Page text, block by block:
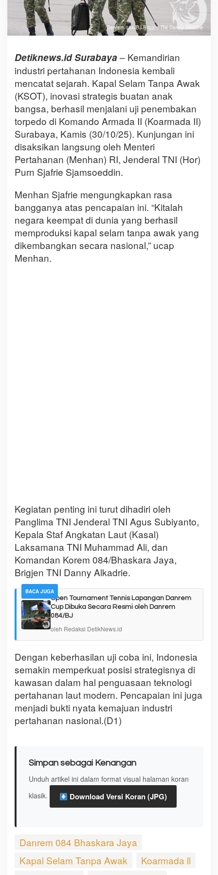
Danrem 084/BJ Brigjen TNI Danny Alkadrie
Detiknews.idSurabaya– Kemandirian
industri pertahanan Indonesia kembali
mencatat sejarah. Kapal Selam Tanpa Awak
(KSOT), inovasi strategis buatan anak
bangsa, berhasil menjalani uji penembakan
torpedo di Komando Armada II (Koarmada II)
Surabaya, Kamis (30/10/25). Kunjungan ini
disaksikan langsung oleh Menteri
Pertahanan (Menhan) RI, Jenderal TNI (Hor)
Purn Sjafrie Sjamsoeddin.
Menhan Sjafrie mengungkapkan rasa
bangganya atas pencapaian ini. “Kitalah
negara keempat di dunia yang berhasil
memproduksi kapal selam tanpa awak yang
dikembangkan secara nasional,” ucap
Menhan.
Kegiatan penting ini turut dihadiri oleh
Panglima TNI Jenderal TNI Agus Subiyanto,
Kepala Staf Angkatan Laut (Kasal)
Laksamana TNI Muhammad Ali, dan
Komandan Korem 084/Bhaskara Jaya,
Brigjen TNI Danny Alkadrie.
BACA JUGA
Open Tournament Tennis Lapangan Danrem
Cup Dibuka Secara Resmi oleh Danrem
084/BJ
oleh Redaksi DetikNews.id
Dengan keberhasilan uji coba ini, Indonesia
semakin memperkuat posisi strategisnya di
kawasan dalam hal penguasaan teknologi
pertahanan laut modern. Pencapaian ini juga
menjadi bukti nyata kemajuan industri
pertahanan nasional.(D1)
Simpan sebagai Kenangan
Unduh artikel ini dalam format visual halaman koran
klasik.
Download Versi Koran (JPG)
Danrem 084 Bhaskara Jaya
Kapal Selam Tanpa Awak
Koarmada ll